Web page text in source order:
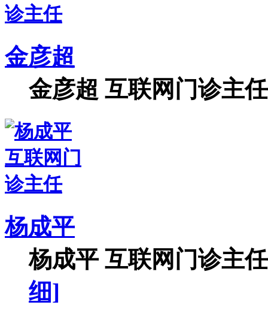
金彦超
金彦超 互联网门诊主
杨成平
杨成平 互联网门诊主
细]